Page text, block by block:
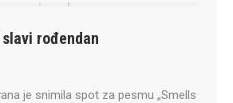
rođendan
je snimila spot za pesmu „Smells